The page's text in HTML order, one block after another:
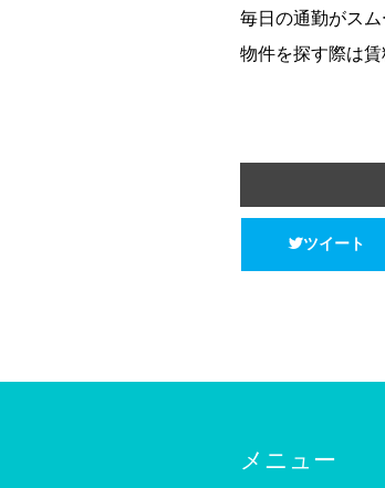
毎日の通勤がス
物件を探す際は
ツイート
メニュー